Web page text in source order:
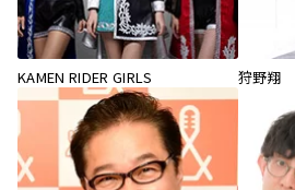
KAMEN RIDER GIRLS 狩野翔